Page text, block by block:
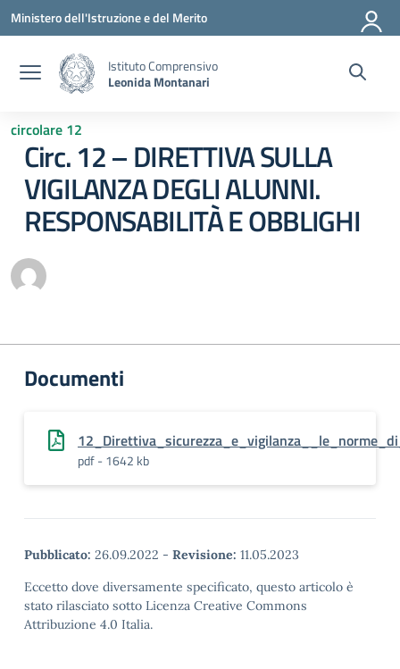
Vai ai contenuti
Vai al menu di navigazione
Vai al footer
Ministero dell'Istruzione e del Merito
Istituto Comprensivo
Leonida Montanari
circolare 12
Circ. 12 – DIRETTIVA SULLA
VIGILANZA DEGLI ALUNNI.
RESPONSABILITÀ E OBBLIGHI
Documenti
pdf - 1642 kb
Pubblicato: 26.09.2022 - Revisione: 11.05.2023
Eccetto dove diversamente specificato, questo articolo è
stato rilasciato sotto Licenza Creative Commons
Attribuzione 4.0 Italia.